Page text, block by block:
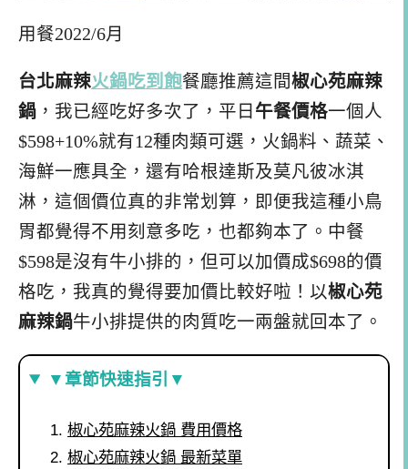
用餐2022/6月
台北麻辣火鍋吃到飽餐廳推薦這間椒心苑麻辣
鍋 ，我已經吃好多次了，平日 午餐價格一個人
$598+10%就有12種肉類可選，火鍋料、蔬菜、
海鮮一應具全，還有哈根達斯及莫凡彼冰淇
淋，這個價位真的非常划算，即便我這種小鳥
胃都覺得不用刻意多吃，也都夠本了。中餐
$598是沒有牛小排的，但可以加價成$698的價
格吃，我真的覺得要加價比較好啦！以椒心苑
麻辣鍋牛小排提供的肉質吃一兩盤就回本了。
▼章節快速指引▼
椒心苑麻辣火鍋 費用價格
椒心苑麻辣火鍋 最新菜單